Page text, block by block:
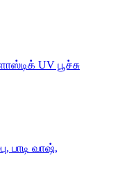
UV பூச்சு
பாடி வாஷ்,